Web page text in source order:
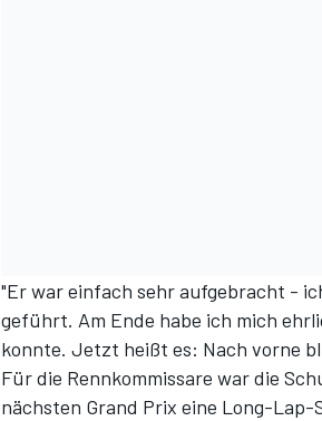
"Er war einfach sehr aufgebracht -
geführt. Am Ende habe ich mich
konnte. Jetzt heißt es: Nach vorne
Für die Rennkommissare war die
nächsten Grand Prix eine Long-